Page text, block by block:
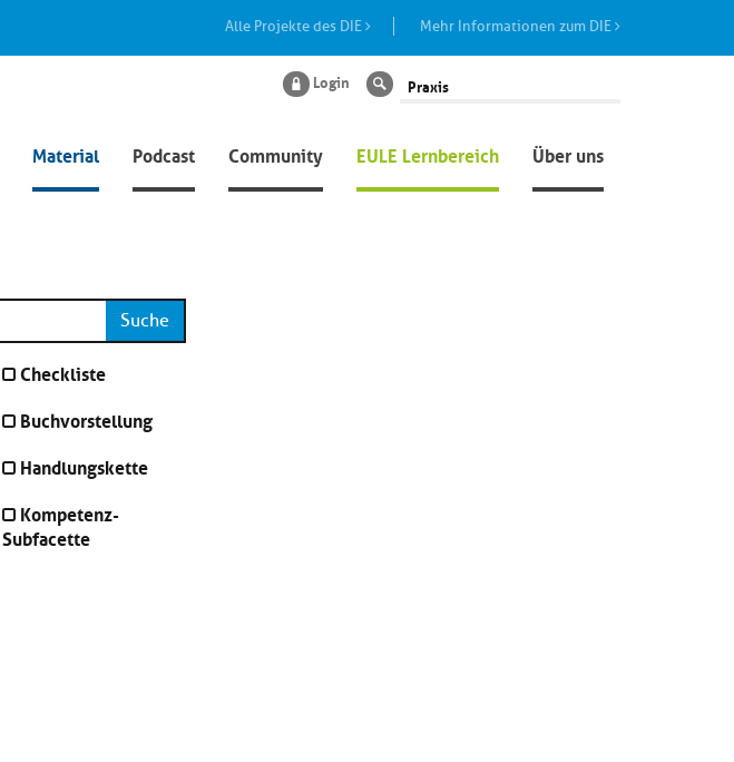
Alle Projekte des DIE Mehr Informationen zum DIE
Material Podcast Community EULE Lernbereich Über uns
Login Suche
Suche
Checkliste
Buchvorstellung
Handlungskette
Kompetenz-
Subfacette